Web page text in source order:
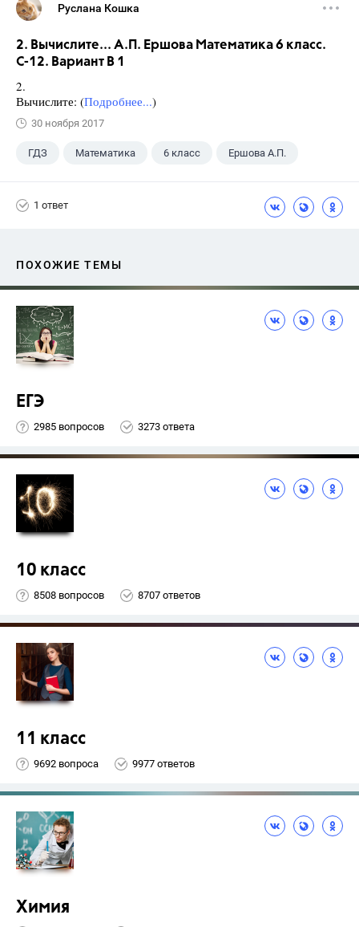
Руслана Кошка
2. Вычислите... А.П. Ершова Математика 6 класс.
С-12. Вариант В 1
2.
Вычислите: (Подробнее...)
30 ноября 2017
ГДЗ Математика 6 класс Ершова А.П.
1 ответ
ПОХОЖИЕ ТЕМЫ
ЕГЭ
2985 вопросов 3273 ответа
10 класс
8508 вопросов 8707 ответов
11 класс
9692 вопроса 9977 ответов
Химия